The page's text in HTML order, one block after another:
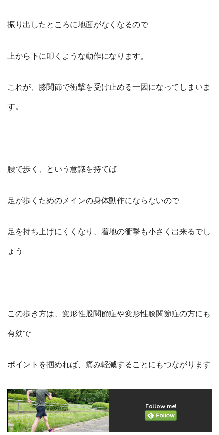
振り出したところに地面がなくなるので
上から下に叩くような動作になります。
これが、膝関節で衝撃を受け止める一因になってしまいま
す。
腰で歩く、という意識を持てば
足が歩くためのメインの身体動作にならないので
足を持ち上げにくくなり、着地の衝撃も小さく出来るでし
ょう
この歩き方は、変形性股関節症や変形性膝関節症の方にも
有効で
ポイントを掴めれば、痛み軽減することにもつながります
Follow me!